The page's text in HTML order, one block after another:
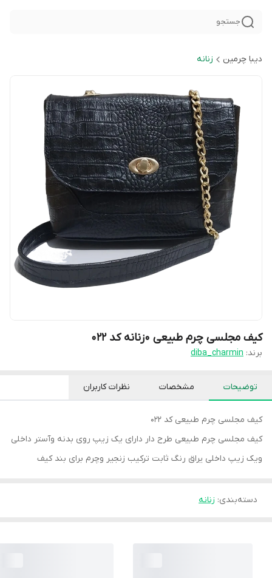
جستجو
دیبا چرمین زنانه
کیف مجلسی چرم طبیعی ۰زنانه کد ۰۲۲
برند: diba_charmin
توضیحات مشخصات نظرات کاربران
کیف مجلسی چرم طبیعی کد ۰۲۲
کیف مجلسی چرم طبیعی طرح دار دارای یک زیپ روی بدنه وآستر داخلی
ویک زیپ داخلی یراق رنگ ثابت ترکیب زنجیر وچرم برای بند کیف
دسته‌بندی: زنانه